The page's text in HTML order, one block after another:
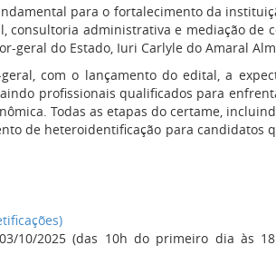
para o fortalecimento da
consultoria administrativa e mediação de
geral do Estado, Iuri Carlyle do Amaral
com o lançamento do edital, a
profissionais qualificados para
Todas as etapas do certame,
de heteroidentificação para candidatos
10/2025 (das 10h do primeiro dia às